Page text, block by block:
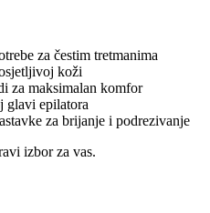
za čestim tretmanima
koži
za maksimalan komfor
glavi epilatora
za brijanje i podrezivanje
izbor za vas.